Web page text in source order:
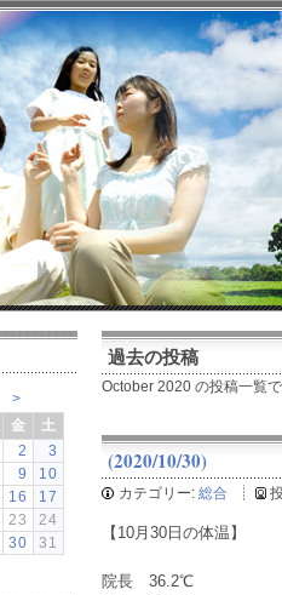
過去の投稿
October 2020 の投稿一覧
(2020/10/30)
カテゴリー: 総合
【10月30日の体温】
院長 36.2℃
>
金
土
2
3
9
10
16
17
23
24
30 31